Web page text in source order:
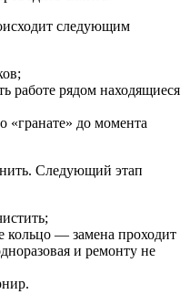
следующим
работе рядом находящиеся
«гранате» до момента
Следующий этап
кольцо — замена проходит
и ремонту не